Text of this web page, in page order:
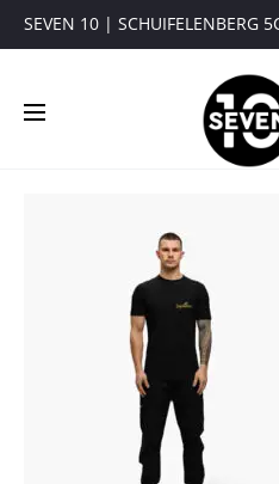
SEVEN 10 | SCHUIFELENBERG